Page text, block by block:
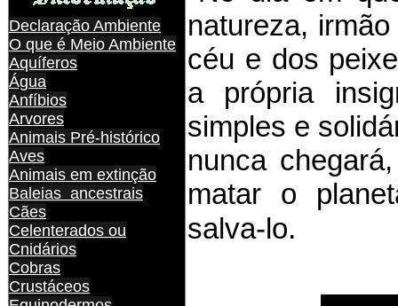
Declaração Ambiente
O que é Meio Ambiente
Aquíferos
Água
Anfíbios
Arvores
Animais Pré-histórico
Aves
Animais em extinção
Baleias ancestrais
Cães
Celenterados ou
Cnidários
Cobras
Crustáceos
natureza,
céu e dos
a própria
simples e
nunca
matar o
salva-lo.